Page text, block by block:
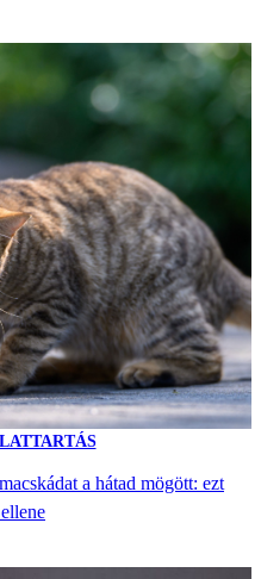
a hátad mögött: ezt